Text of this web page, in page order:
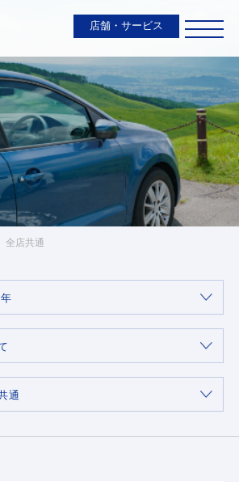
店舗・サービス
全店共通